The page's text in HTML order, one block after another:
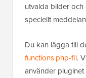
utvalda bilder
speciellt
Du kan lägga till
functions.php-fil.
använder pluginet